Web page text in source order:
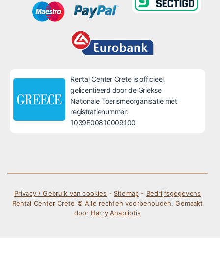
Rental Center Crete is officieel
gelicentieerd door de Griekse
Nationale Toerismeorganisatie met
registratienummer:
1039E00810009100
Privacy / Gebruik van cookies - Sitemap - Bedrijfsgegevens
Rental Center Crete © Alle rechten voorbehouden. Gemaakt
door Harry Anapliotis